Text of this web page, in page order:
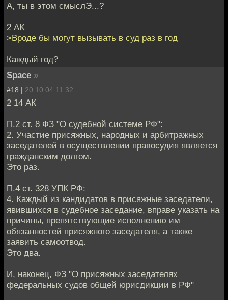
А, ты в этом смыслЭ...?
2 AK
>Вроде бы могут вызывать в суд раз в год
Каждый год?
Space »
#18 | 20.10.04 11:32
2 14 АК
П.2 ст. 8 ФЗ "О судебной системе РФ":
2. Участие присяжных, народных и арбитражных
заседателей в осуществлении правосудия является
гражданским долгом.
Это раз.
П.4 ст. 328 УПК РФ:
4. Каждый из кандидатов в присяжные заседатели,
явившихся в судебное заседание, вправе указать на
причины, препятствующие исполнению им
обязанностей присяжного заседателя, а также
заявить самоотвод.
Это два.
И, наконец, ФЗ "О присяжных заседателях
федеральных судов общей юрисдикции в РФ"